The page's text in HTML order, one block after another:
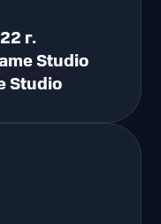
г.
Studio
Studio